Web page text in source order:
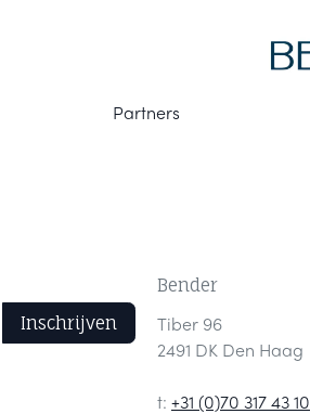
Inschrijven
Bender
Tiber 96
2491 DK Den Haag
t: +31 (0)70 317 43 10
Partners